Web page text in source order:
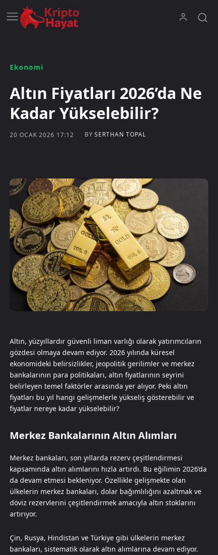
Ekonomi
Altın Fiyatları 2026’da Ne
Kadar Yükselebilir?
20 OCAK 2026 17:12 BY SERTHAN TOPAL
Altın, yüzyıllardır güvenli liman varlığı olarak yatırımcıların
gözdesi olmaya devam ediyor. 2026 yılında küresel
ekonomideki belirsizlikler, jeopolitik gerilimler ve merkez
bankalarının para politikaları, altın fiyatlarının seyrini
belirleyen temel faktörler arasında yer alıyor. Peki altın
fiyatları bu yıl hangi gelişmelerle yükseliş gösterebilir ve
fiyatlar nereye kadar yükselebilir?
Merkez Bankalarının Altın Alımları
Merkez bankaları, son yıllarda rezerv çeşitlendirmesi
kapsamında altın alımlarını hızla artırdı. Bu eğilimin 2026’da
da devam etmesi bekleniyor. Özellikle gelişmekte olan
ülkelerin merkez bankaları, dolar bağımlılığını azaltmak ve
döviz rezervlerini çeşitlendirmek amacıyla altın stoklarını
artırıyor.
Çin, Rusya, Hindistan ve Türkiye gibi ülkelerin merkez
bankaları, sistematik olarak altın alımlarına devam ediyor.